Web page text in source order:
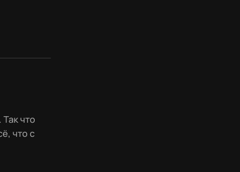
что
что с